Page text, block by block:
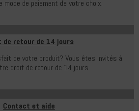
mode de paiement de votre choix.
de retour de 14 jours
de votre produit? Vous êtes invités à
droit de retour de 14 jours.
Contact et aide